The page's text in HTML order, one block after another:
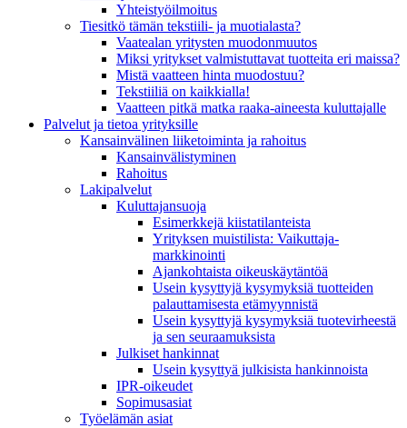
Yhteistyöilmoitus
Tiesitkö tämän tekstiili- ja muotialasta?
Vaatealan yritysten muodonmuutos
Miksi yritykset valmistuttavat tuotteita eri maissa?
Mistä vaatteen hinta muodostuu?
Tekstiiliä on kaikkialla!
Vaatteen pitkä matka raaka-aineesta kuluttajalle
Palvelut ja tietoa yrityksille
Kansainvälinen liiketoiminta ja rahoitus
Kansain­välistyminen
Rahoitus
Lakipalvelut
Kuluttajansuoja
Esimerkkejä kiistatilanteista
Yrityksen muistilista: Vaikuttaja­
markkinointi
Ajankohtaista oikeuskäytäntöä
Usein kysyttyjä kysymyksiä tuotteiden
palauttamisesta etämyynnistä
Usein kysyttyjä kysymyksiä tuotevirheestä
ja sen seuraamuksista
Julkiset hankinnat
Usein kysyttyä julkisista hankinnoista
IPR-oikeudet
Sopimusasiat
Työelämän asiat